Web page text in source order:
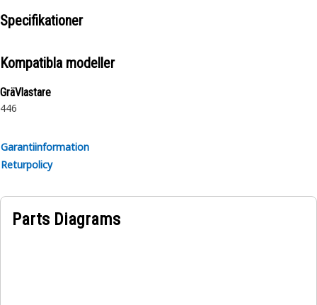
Specifikationer
Kompatibla modeller
GräVlastare
446
Garantiinformation
Returpolicy
Parts Diagrams